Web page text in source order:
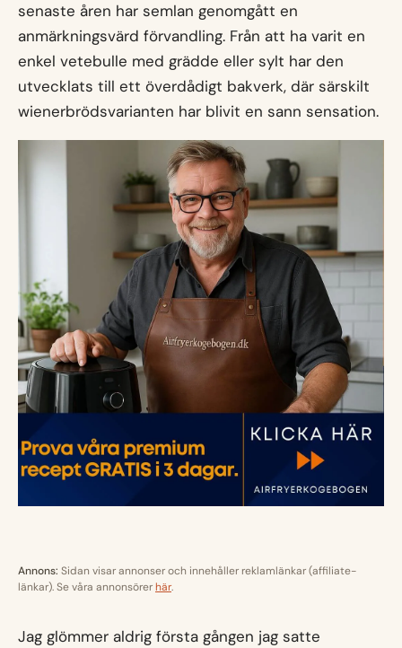
senaste åren har semlan genomgått en
anmärkningsvärd förvandling. Från att ha varit en
enkel vetebulle med grädde eller sylt har den
utvecklats till ett överdådigt bakverk, där särskilt
wienerbrödsvarianten har blivit en sann sensation.
Annons: Sidan visar annonser och innehåller reklamlänkar (affiliate-
länkar). Se våra annonsörerhär.
Jag glömmer aldrig första gången jag satte